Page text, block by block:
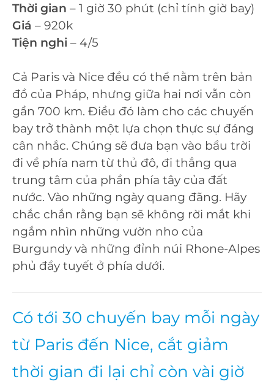
Thời gian – 1 giờ 30 phút (chỉ tính giờ bay)
Giá – 920k
Tiện nghi – 4/5
Cả Paris và Nice đều có thể nằm trên bản
đồ của Pháp, nhưng giữa hai nơi vẫn còn
gần 700 km. Điều đó làm cho các chuyến
bay trở thành một lựa chọn thực sự đáng
cân nhắc. Chúng sẽ đưa bạn vào bầu trời
đi về phía nam từ thủ đô, đi thẳng qua
trung tâm của phần phía tây của đất
nước. Vào những ngày quang đãng. Hãy
chắc chắn rằng bạn sẽ không rời mắt khi
ngắm nhìn những vườn nho của
Burgundy và những đỉnh núi Rhone-Alpes
phủ đầy tuyết ở phía dưới.
Có tới 30 chuyến bay mỗi ngày
từ Paris đến Nice, cắt giảm
thời gian đi lại chỉ còn vài giờ